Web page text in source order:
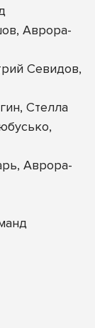
Аврора-
Севидов,
Стелла
Аврора-